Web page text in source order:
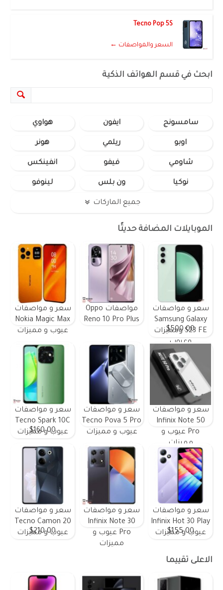
Tecno Pop 5S
السعر والمواصفات ←
ابحث في قسم الهواتف الذكية
سامسونج ايفون هواوي
اوبو ريلمي هونر
شاومي فيفو انفينكس
نوكيا ون بلس لينوفو
جميع الماركات
الموبايلات المضافة حديثًا
سعر و مواصفات
Samsung Galaxy
S23 FE ومميزات
وعيوب
$500.00
مواصفات Oppo
Reno 10 Pro Plus
سعر و مواصفات
Nokia Magic Max
عيوب و مميزات
سعر و مواصفات
Infinix Note 50
Pro عيوب و
مميزات
سعر و مواصفات
Tecno Pova 5 Pro
عيوب و مميزات
سعر و مواصفات
Tecno Spark 10C
عيوب و مميزات
$160.00
سعر و مواصفات
Infinix Hot 30 Play
عيوب و مميزات
$155.00
سعر و مواصفات
Infinix Note 30
Pro عيوب و
مميزات
سعر و مواصفات
Tecno Camon 20
عيوب و مميزات
$210.00
الاعلى تقييما